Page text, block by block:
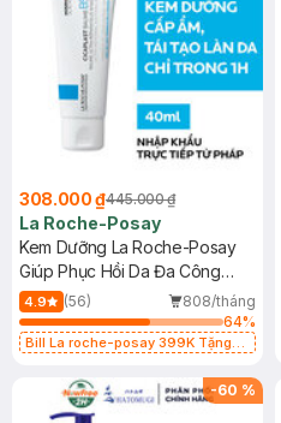
308.000 ₫445.000 ₫
La Roche-Posay
Kem Dưỡng La Roche-Posay
Giúp Phục Hồi Da Đa Công
Dụng 40ml
4.9 (56)
808/tháng
64%
Bill La roche-posay 399K Tặng
(SL có hạn)
-60 %